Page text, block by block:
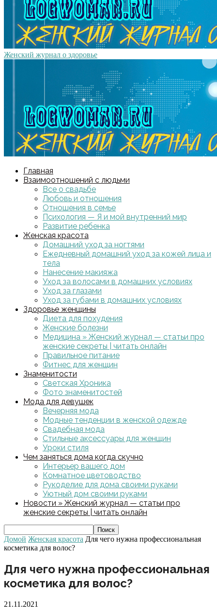
Женский журнал о здоровье
Главная
Взаимоотношений с людьми
Все о свадьбе
Любовь и отношения
Отношения в семье
Психология — Я и мой внутренний мир
Развитие ребенка
Женская красота
Домашний уход за ногтями
Ежедневный домашний уход за кожей лица и
тела
Нанесение макияжа
Уход за волосами в домашних условиях
Уход за глазами
Уход за губами в домашних условиях
Здоровье женщины
Диета для похудения
Женские болезни
Медицина » Женский журнал — статьи про
женские секреты | читать онлайн
Правильное питание
Фитнес для женщин
Знаменитости
Светская Хроника
Фото знаменитостей
Мода для девушек
Вечерняя мода
Модные тенденции в женской одежде
Свадебная мода
Стильные аксессуары для женщин
Уроки стиля
Чем заняться дома когда скучно
Интерьер вашего дом
Комнатное цветоводство
Рукоделие для дома своими руками
Уютный дом своими руками
Новости » Женский журнал — статьи про
женские секреты | читать онлайн
Домой Женская красота Для чего нужна профессиональная
косметика для волос?
Для чего нужна профессиональная
косметика для волос?
21.11.2021